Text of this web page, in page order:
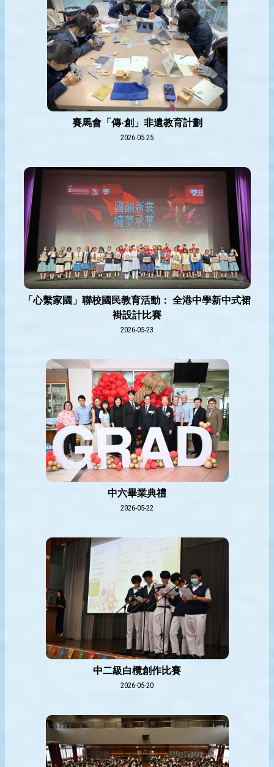
賽馬會「傳‧創」非遺教育計劃
2026-05-25
「心繫家國」聯校國民教育活動： 全港中學新中式裙
褂設計比賽
2026-05-23
中六畢業典禮
2026-05-22
中二級白欖創作比賽
2026-05-20